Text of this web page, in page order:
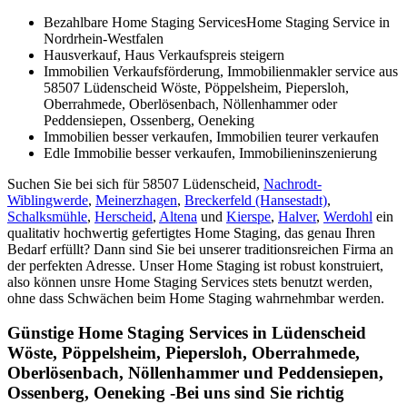
Bezahlbare Home Staging ServicesHome Staging Service in
Nordrhein-Westfalen
Hausverkauf, Haus Verkaufspreis steigern
Immobilien Verkaufsförderung, Immobilienmakler service aus
58507 Lüdenscheid Wöste, Pöppelsheim, Piepersloh,
Oberrahmede, Oberlösenbach, Nöllenhammer oder
Peddensiepen, Ossenberg, Oeneking
Immobilien besser verkaufen, Immobilien teurer verkaufen
Edle Immobilie besser verkaufen, Immobilieninszenierung
Suchen Sie bei sich für 58507 Lüdenscheid, Nachrodt-
Wiblingwerde, Meinerzhagen, Breckerfeld (Hansestadt),
Schalksmühle, Herscheid, Altena und Kierspe, Halver, Werdohl ein
qualitativ hochwertig gefertigtes Home Staging, das genau Ihren
Bedarf erfüllt? Dann sind Sie bei unserer traditionsreichen Firma an
der perfekten Adresse. Unser Home Staging ist robust konstruiert,
also können unsre Home Staging Services stets benutzt werden,
ohne dass Schwächen beim Home Staging wahrnehmbar werden.
Günstige Home Staging Services in Lüdenscheid
Wöste, Pöppelsheim, Piepersloh, Oberrahmede,
Oberlösenbach, Nöllenhammer und Peddensiepen,
Ossenberg, Oeneking -Bei uns sind Sie richtig